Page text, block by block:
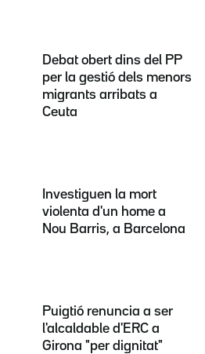
Debat obert dins del PP
per la gestió dels menors
migrants arribats a
Ceuta
Investiguen la mort
violenta d'un home a
Nou Barris, a Barcelona
Puigtió renuncia a ser
l'alcaldable d'ERC a
Girona "per dignitat"